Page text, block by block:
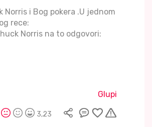
Norris i Bog pokera .U jednom
rece:
Norris na to odgovori:
Glupi
3,23